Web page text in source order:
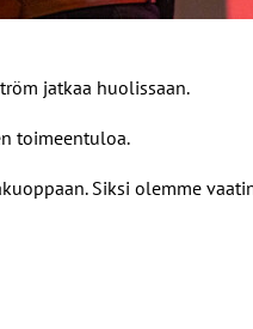
jatkaa huolissaan.
toimeentuloa.
Siksi olemme